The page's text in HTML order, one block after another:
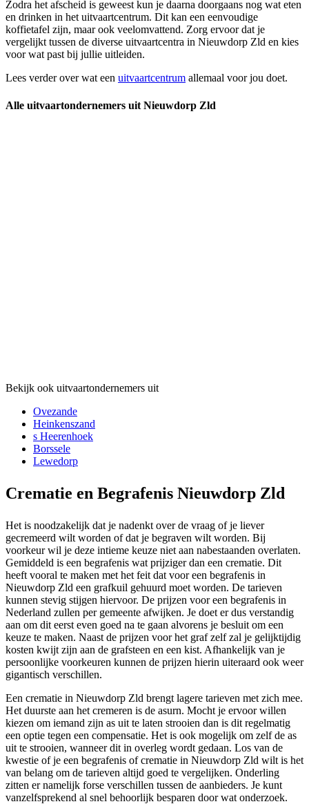
Zodra het afscheid is geweest kun je daarna doorgaans nog wat eten
en drinken in het uitvaartcentrum. Dit kan een eenvoudige
koffietafel zijn, maar ook veelomvattend. Zorg ervoor dat je
vergelijkt tussen de diverse uitvaartcentra in Nieuwdorp Zld en kies
voor wat past bij jullie uitleiden.
Lees verder over wat een uitvaartcentrum allemaal voor jou doet.
Alle uitvaartondernemers uit Nieuwdorp Zld
Bekijk ook uitvaartondernemers uit
Ovezande
Heinkenszand
s Heerenhoek
Borssele
Lewedorp
Crematie en Begrafenis Nieuwdorp Zld
Het is noodzakelijk dat je nadenkt over de vraag of je liever
gecremeerd wilt worden of dat je begraven wilt worden. Bij
voorkeur wil je deze intieme keuze niet aan nabestaanden overlaten.
Gemiddeld is een begrafenis wat prijziger dan een crematie. Dit
heeft vooral te maken met het feit dat voor een begrafenis in
Nieuwdorp Zld een grafkuil gehuurd moet worden. De tarieven
kunnen stevig stijgen hiervoor. De prijzen voor een begrafenis in
Nederland zullen per gemeente afwijken. Je doet er dus verstandig
aan om dit eerst even goed na te gaan alvorens je besluit om een
keuze te maken. Naast de prijzen voor het graf zelf zal je gelijktijdig
kosten kwijt zijn aan de grafsteen en een kist. Afhankelijk van je
persoonlijke voorkeuren kunnen de prijzen hierin uiteraard ook weer
gigantisch verschillen.
Een crematie in Nieuwdorp Zld brengt lagere tarieven met zich mee.
Het duurste aan het cremeren is de asurn. Mocht je ervoor willen
kiezen om iemand zijn as uit te laten strooien dan is dit regelmatig
een optie tegen een compensatie. Het is ook mogelijk om zelf de as
uit te strooien, wanneer dit in overleg wordt gedaan. Los van de
kwestie of je een begrafenis of crematie in Nieuwdorp Zld wilt is het
van belang om de tarieven altijd goed te vergelijken. Onderling
zitten er namelijk forse verschillen tussen de aanbieders. Je kunt
vanzelfsprekend al snel behoorlijk besparen door wat onderzoek.